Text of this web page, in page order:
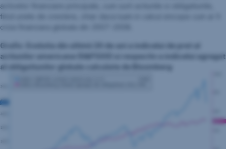
activelor financiare principale, cum sunt actiunile si obligatiunile,
fiind unele de crestere, chiar daca luam in calcul sincope cum ar fi
criza financiara globala din 2007-2008.
Grafic: Evolutia din ultimii 20 de ani a indicelui de pret al
actiunilor americane (S&P500) si respectiv a indicelui agregat
al obligatiunilor globale calculate de Bloomberg